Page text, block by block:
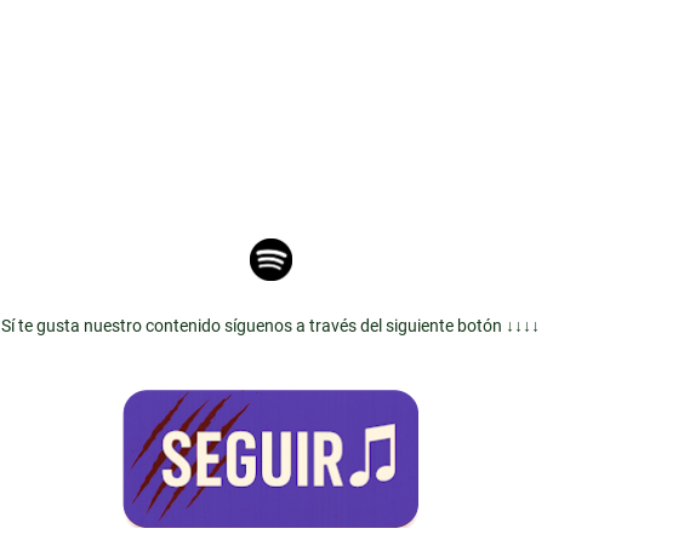
Sí te gusta nuestro contenido síguenos a través del siguiente botón ↓↓↓↓